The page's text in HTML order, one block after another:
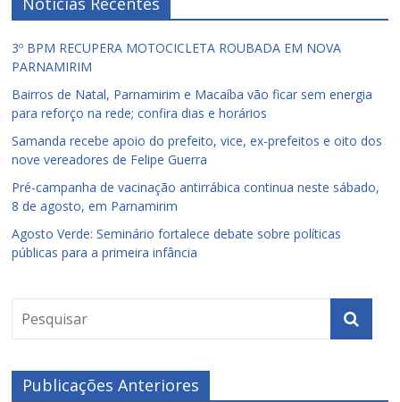
3º BPM RECUPERA MOTOCICLETA ROUBADA EM NOVA
PARNAMIRIM
Bairros de Natal, Parnamirim e Macaíba vão ficar sem energia
para reforço na rede; confira dias e horários
Samanda recebe apoio do prefeito, vice, ex-prefeitos e oito dos
nove vereadores de Felipe Guerra
Pré-campanha de vacinação antirrábica continua neste sábado,
8 de agosto, em Parnamirim
Agosto Verde: Seminário fortalece debate sobre políticas
públicas para a primeira infância
Publicações Anteriores